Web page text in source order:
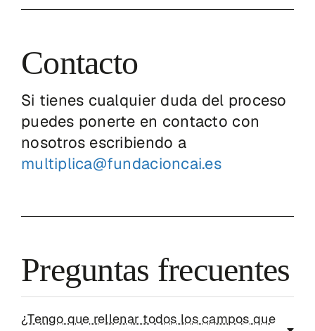
Contacto
Si tienes cualquier duda del proceso
puedes ponerte en contacto con
nosotros escribiendo a
multiplica@fundacioncai.es
Preguntas frecuentes
¿Tengo que rellenar todos los campos que